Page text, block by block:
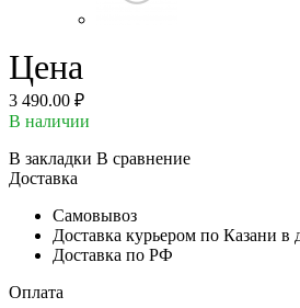
Цена
3 490.00 ₽
В наличии
В закладки В сравнение
Доставка
Самовывоз
Доставка курьером по Казани в
Доставка по РФ
Оплата